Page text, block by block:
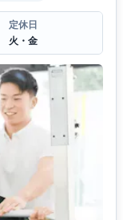
定休日
火・金